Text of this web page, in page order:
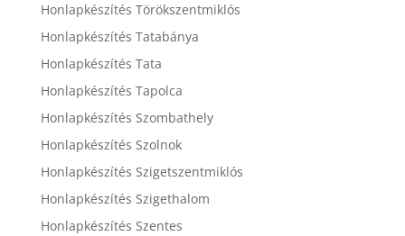
Honlapkészítés Törökszentmiklós
Honlapkészítés Tatabánya
Honlapkészítés Tata
Honlapkészítés Tapolca
Honlapkészítés Szombathely
Honlapkészítés Szolnok
Honlapkészítés Szigetszentmiklós
Honlapkészítés Szigethalom
Honlapkészítés Szentes